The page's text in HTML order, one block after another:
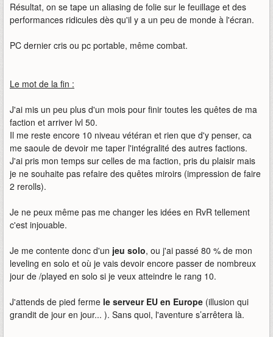
Résultat, on se tape un aliasing de folie sur le feuillage et des
performances ridicules dès qu'il y a un peu de monde à l'écran.
PC dernier cris ou pc portable, même combat.
Le mot de la fin :
J'ai mis un peu plus d'un mois pour finir toutes les quêtes de ma
faction et arriver lvl 50.
Il me reste encore 10 niveau vétéran et rien que d'y penser, ca
me saoule de devoir me taper l'intégralité des autres factions.
J'ai pris mon temps sur celles de ma faction, pris du plaisir mais
je ne souhaite pas refaire des quêtes miroirs (impression de faire
2 rerolls).
Je ne peux même pas me changer les idées en RvR tellement
c'est injouable.
Je me contente donc d'un jeu solo, ou j'ai passé 80 % de mon
leveling en solo et où je vais devoir encore passer de nombreux
jour de /played en solo si je veux atteindre le rang 10.
J'attends de pied ferme le serveur EU en Europe (illusion qui
grandit de jour en jour... ). Sans quoi, l'aventure s’arrêtera là.